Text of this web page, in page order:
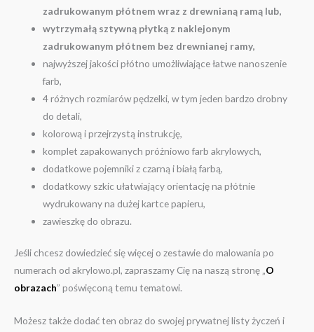
zadrukowanym płótnem wraz z drewnianą ramą lub,
wytrzymałą sztywną płytką z naklejonym
zadrukowanym płótnem bez drewnianej ramy,
najwyższej jakości płótno umożliwiające łatwe nanoszenie
farb,
4 różnych rozmiarów pędzelki, w tym jeden bardzo drobny
do detali,
kolorową i przejrzystą instrukcję,
komplet zapakowanych próżniowo farb akrylowych,
dodatkowe pojemniki z czarną i białą farbą,
dodatkowy szkic ułatwiający orientację na płótnie
wydrukowany na dużej kartce papieru,
zawieszkę do obrazu.
Jeśli chcesz dowiedzieć się więcej o zestawie do malowania po
numerach od akrylowo.pl, zapraszamy Cię na naszą stronę „O
obrazach” poświęconą temu tematowi.
Możesz także dodać ten obraz do swojej prywatnej listy życzeń i